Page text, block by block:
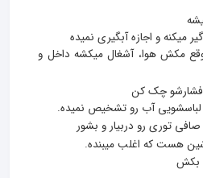
مکش هوا، آشغال میکشه داخل و